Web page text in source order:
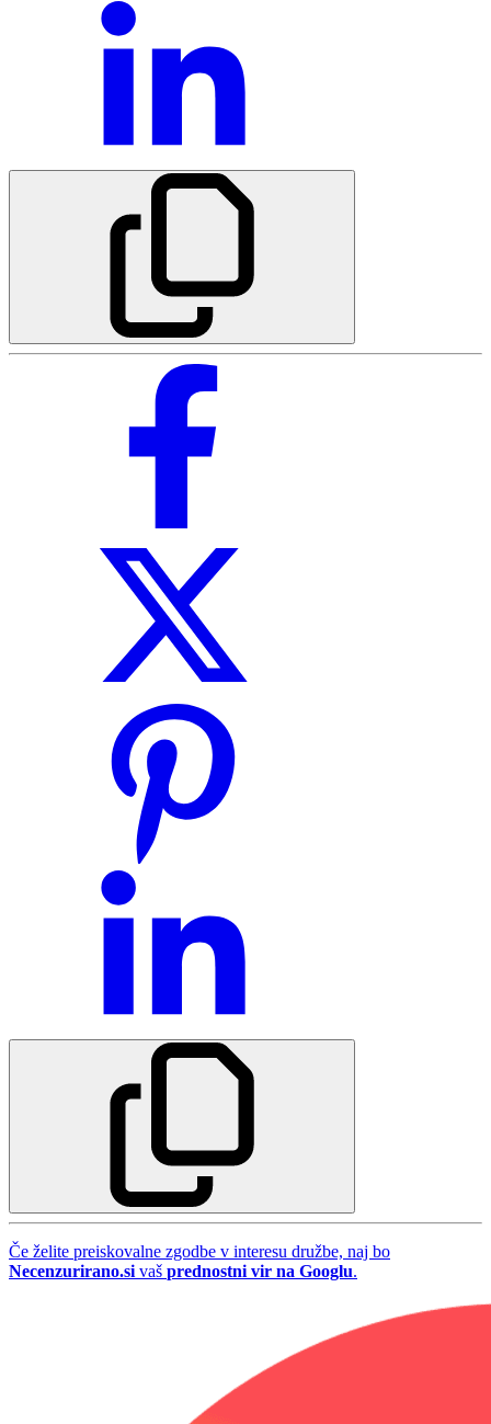
Če želite preiskovalne zgodbe v interesu družbe, naj bo
Necenzurirano.si vaš prednostni vir na Googlu.